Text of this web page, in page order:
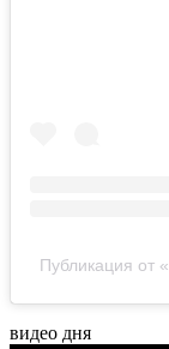
Публикация от
видео дня